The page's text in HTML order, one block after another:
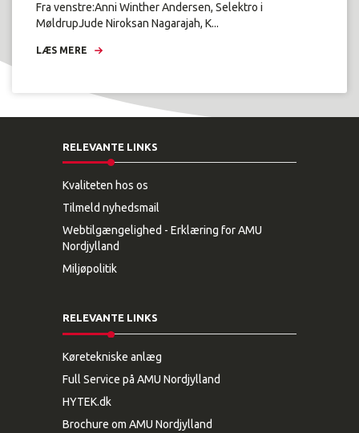
Fra venstre:Anni Winther Andersen, Selektro i
MøldrupJude Niroksan Nagarajah, K...
LÆS MERE
RELEVANTE LINKS
Kvaliteten hos os
Tilmeld nyhedsmail
Webtilgængelighed - Erklæring for AMU
Nordjylland
Miljøpolitik
RELEVANTE LINKS
Køretekniske anlæg
Full Service på AMU Nordjylland
HYTEK.dk
Brochure om AMU Nordjylland